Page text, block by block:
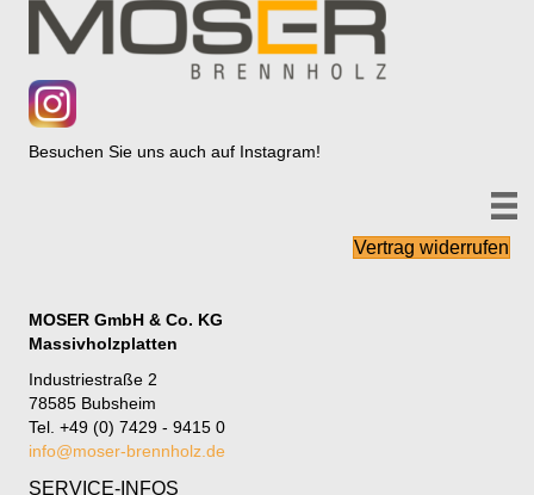
Besuchen Sie uns auch auf Instagram!
Vertrag widerrufen
MOSER GmbH & Co. KG
Massivholzplatten
Industriestraße 2
78585 Bubsheim
Tel. +49 (0) 7429 - 9415 0
info@moser-brennholz.de
SERVICE-INFOS